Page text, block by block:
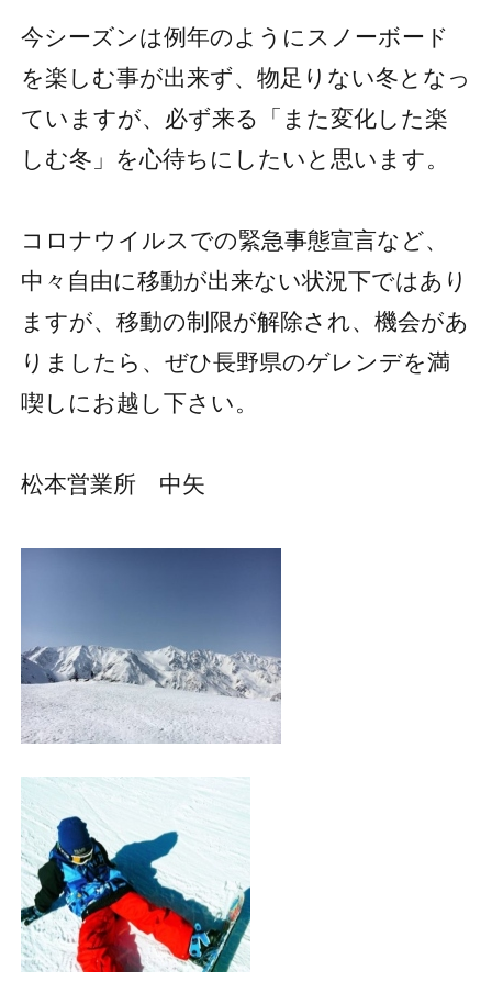
今シーズンは例年のようにスノーボード
を楽しむ事が出来ず、物足りない冬となっ
ていますが、必ず来る「また変化した楽
しむ冬」を心待ちにしたいと思います。
コロナウイルスでの緊急事態宣言など、
中々自由に移動が出来ない状況下ではあり
ますが、移動の制限が解除され、機会があ
りましたら、ぜひ長野県のゲレンデを満
喫しにお越し下さい。
松本営業所 中矢